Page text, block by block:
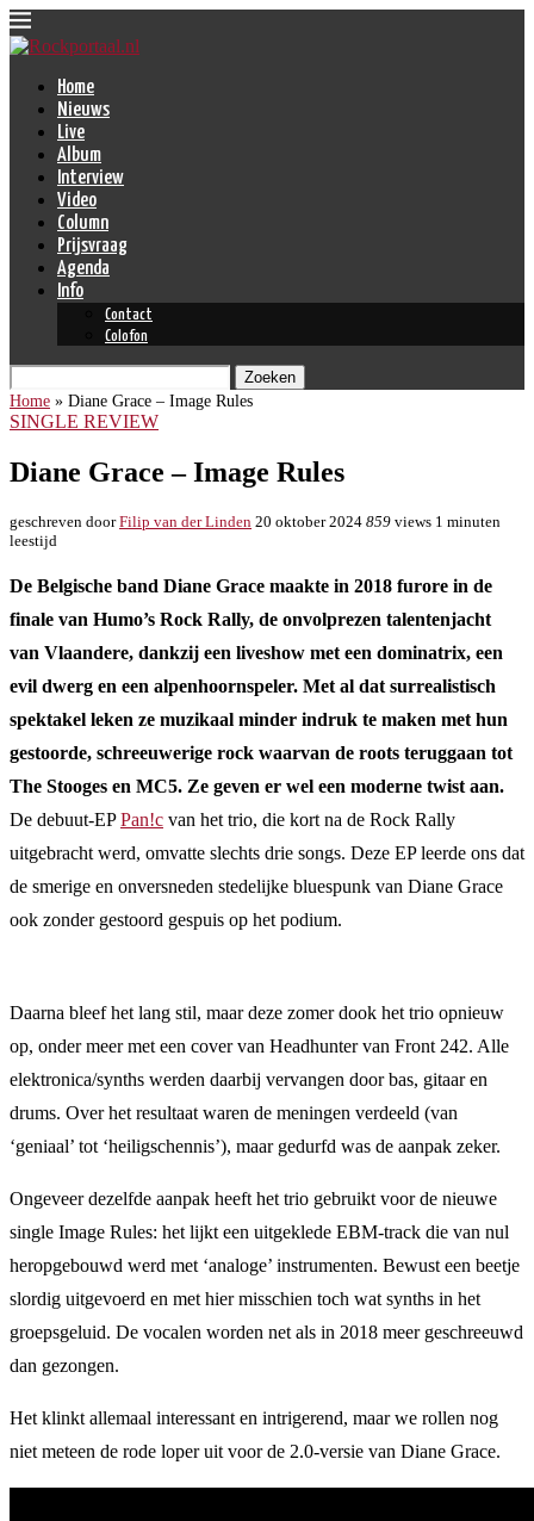
Home
Nieuws
Live
Album
Interview
Video
Column
Prijsvraag
Agenda
Info
Contact
Colofon
Zoeken
Home » Diane Grace – Image Rules
SINGLE REVIEW
Diane Grace – Image Rules
geschreven doorFilip van der Linden 20 oktober 2024 859 views 1 minuten
leestijd
De Belgische band Diane Grace maakte in 2018 furore in de
finale van Humo’s Rock Rally, de onvolprezen talentenjacht
van Vlaandere, dankzij een liveshow met een dominatrix, een
evil dwerg en een alpenhoornspeler. Met al dat surrealistisch
spektakel leken ze muzikaal minder indruk te maken met hun
gestoorde, schreeuwerige rock waarvan de roots teruggaan tot
The Stooges en MC5. Ze geven er wel een moderne twist aan.
De debuut-EPPan!c van het trio, die kort na de Rock Rally
uitgebracht werd, omvatte slechts drie songs. Deze EP leerde ons dat
de smerige en onversneden stedelijke bluespunk van Diane Grace
ook zonder gestoord gespuis op het podium.
Daarna bleef het lang stil, maar deze zomer dook het trio opnieuw
op, onder meer met een cover van Headhunter van Front 242. Alle
elektronica/synths werden daarbij vervangen door bas, gitaar en
drums. Over het resultaat waren de meningen verdeeld (van
‘geniaal’ tot ‘heiligschennis’), maar gedurfd was de aanpak zeker.
Ongeveer dezelfde aanpak heeft het trio gebruikt voor de nieuwe
single Image Rules: het lijkt een uitgeklede EBM-track die van nul
heropgebouwd werd met ‘analoge’ instrumenten. Bewust een beetje
slordig uitgevoerd en met hier misschien toch wat synths in het
groepsgeluid. De vocalen worden net als in 2018 meer geschreeuwd
dan gezongen.
Het klinkt allemaal interessant en intrigerend, maar we rollen nog
niet meteen de rode loper uit voor de 2.0-versie van Diane Grace.